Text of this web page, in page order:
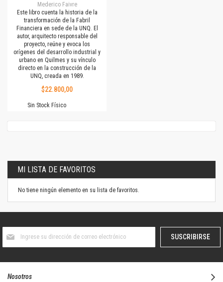
Mederico Faivre
Este libro cuenta la historia de la
transformación de la Fabril
Financiera en sede de la UNQ. El
autor, arquitecto responsable del
proyecto, reúne y evoca los
orígenes del desarrollo industrial y
urbano en Quilmes y su vínculo
directo en la construcción de la
UNQ, creada en 1989.
$22.800,00
Sin Stock Físico
MI LISTA DE FAVORITOS
No tiene ningún elemento en su lista de favoritos.
boletín
SUSCRIBIRSE
Nosotros